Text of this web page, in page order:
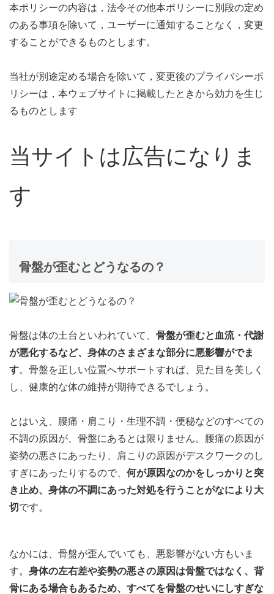
本ポリシーの内容は，法令その他本ポリシーに別段の定め
のある事項を除いて，ユーザーに通知することなく，変更
することができるものとします。
当社が別途定める場合を除いて，変更後のプライバシーポ
リシーは，本ウェブサイトに掲載したときから効力を生じ
るものとします
当サイトは広告になりま
す
骨盤が歪むとどうなるの？
骨盤は体の土台といわれていて、 骨盤が歪むと血流・代謝
が悪化するなど、身体のさまざまな部分に悪影響がでま
す。骨盤を正しい位置へサポートすれば、見た目を美しく
し、健康的な体の維持が期待できるでしょう。
とはいえ、腰痛・肩こり・生理不調・便秘などのすべての
不調の原因が、骨盤にあるとは限りません。腰痛の原因が
姿勢の悪さにあったり、肩こりの原因がデスクワークのし
すぎにあったりするので、 何が原因なのかをしっかりと突
き止め、身体の不調にあった対処を行うことがなにより大
切 です。
なかには、骨盤が歪んでいても、悪影響がない方もいま
す。 身体の左右差や姿勢の悪さの原因は骨盤ではなく、 背
骨にある場合もあるため、すべてを骨盤のせいにしすぎな